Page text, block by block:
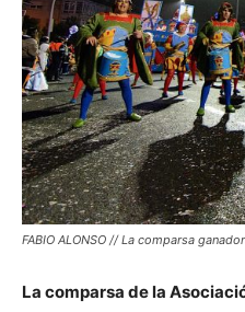
FABIO ALONSO // La comparsa
La comparsa de la